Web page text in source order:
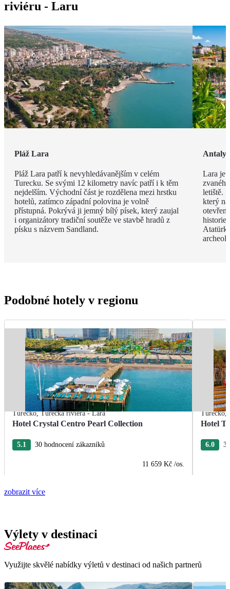
riviéru - Laru
Pláž Lara
Pláž Lara patří k nevyhledávanějším v celém
Turecku. Se svými 12 kilometry navíc patří i k těm
nejdelším. Východní část je rozdělena mezi hrstku
hotelů, zatímco západní polovina je volně
přístupná. Pokrývá ji jemný bílý písek, který zaujal
i organizátory tradiční soutěže ve stavbě hradů z
písku s názvem Sandland.
Lara je
letiště.
který
historie
Podobné hotely v regionu
Turecko,Turecká riviéra - Lara
Hotel Crystal Centro Pearl Collection
5.1 30 hodnocení zákazníků
11 659 Kč /os.
Turecko,
Hotel
6.0 3
zobrazit více
Výlety v destinaci
Využijte skvělé nabídky výletů v destinaci od našich partnerů